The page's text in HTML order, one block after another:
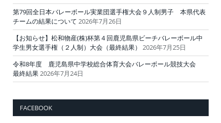
第79回全日本バレーボール実業団選手権大会９人制男子 本県代表
チームの結果について 2026年7月26日
【お知らせ】松和物産(株)杯第４回鹿児島県ビーチバレーボール中
学生男女選手権（２人制）大会（最終結果）
2026年7月25日
令和8年度 鹿児島県中学校総合体育大会バレーボール競技大会
最終結果2026年7月24日
FACEBOOK